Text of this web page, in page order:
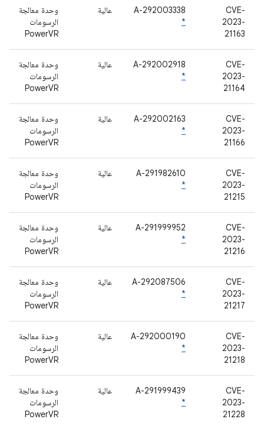
CVE-
2023-
21163
A-292003338
*
عالية
وحدة معالجة
الرسومات
PowerVR
CVE-
2023-
21164
A-292002918
*
عالية
وحدة معالجة
الرسومات
PowerVR
CVE-
2023-
21166
A-292002163
*
عالية
وحدة معالجة
الرسومات
PowerVR
CVE-
2023-
21215
A-291982610
*
عالية
وحدة معالجة
الرسومات
PowerVR
CVE-
2023-
21216
A-291999952
*
عالية
وحدة معالجة
الرسومات
PowerVR
CVE-
2023-
21217
A-292087506
*
عالية
وحدة معالجة
الرسومات
PowerVR
CVE-
2023-
21218
A-292000190
*
عالية
وحدة معالجة
الرسومات
PowerVR
CVE-
2023-
21228
A-291999439
*
عالية
وحدة معالجة
الرسومات
PowerVR